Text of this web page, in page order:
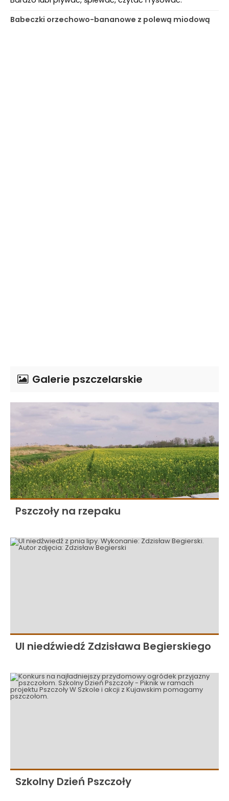
Babeczki orzechowo-bananowe z polewą miodową
Galerie pszczelarskie
Pszczoły na rzepaku
Ul niedźwiedź Zdzisława Begierskiego
Szkolny Dzień Pszczoły